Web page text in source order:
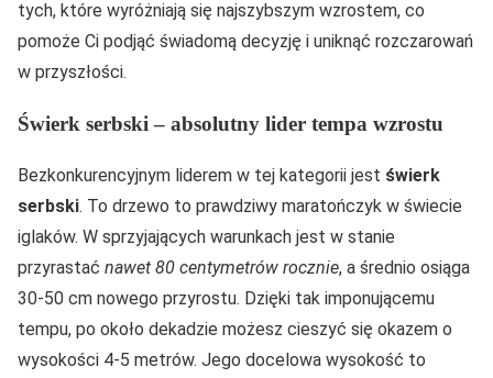
tych, które wyróżniają się najszybszym wzrostem, co
pomoże Ci podjąć świadomą decyzję i uniknąć rozczarowań
w przyszłości.
Świerk serbski – absolutny lider tempa wzrostu
Bezkonkurencyjnym liderem w tej kategorii jest świerk
serbski. To drzewo to prawdziwy maratończyk w świecie
iglaków. W sprzyjających warunkach jest w stanie
przyrastać nawet 80 centymetrów rocznie, a średnio osiąga
30-50 cm nowego przyrostu. Dzięki tak imponującemu
tempu, po około dekadzie możesz cieszyć się okazem o
wysokości 4-5 metrów. Jego docelowa wysokość to